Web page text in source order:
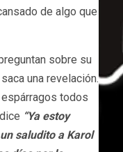
de algo que
sobre su
una revelación.
todos
“Ya estoy
saludito a Karol